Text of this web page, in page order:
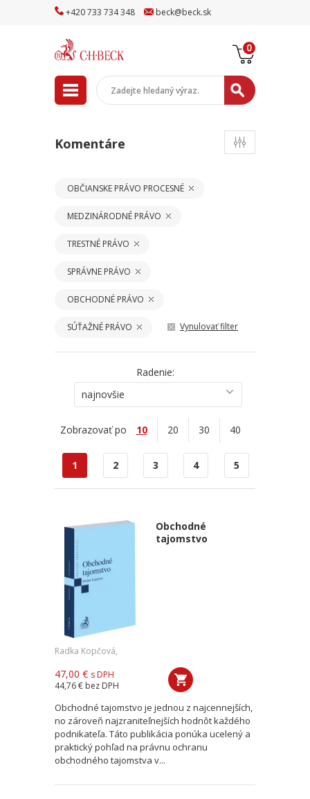
+420733 734348 beck@beck.sk
0
Komentáre
OBČIANSKE PRÁVO PROCESNÉ
MEDZINÁRODNÉ PRÁVO
TRESTNÉ PRÁVO
SPRÁVNE PRÁVO
OBCHODNÉ PRÁVO
SÚŤAŽNÉ PRÁVO Vynulovať filter
Radenie:
najnovšie
Zobrazovať po 10 20 30 40
1 2 3 4 5
Obchodné
tajomstvo
Radka Kopčová,
47,00 € s DPH
44,76 € bez DPH
Obchodné tajomstvo je jednou z najcennejších,
no zároveň najzraniteľnejších hodnôt každého
podnikateľa. Táto publikácia ponúka ucelený a
praktický pohľad na právnu ochranu
obchodného tajomstva v...